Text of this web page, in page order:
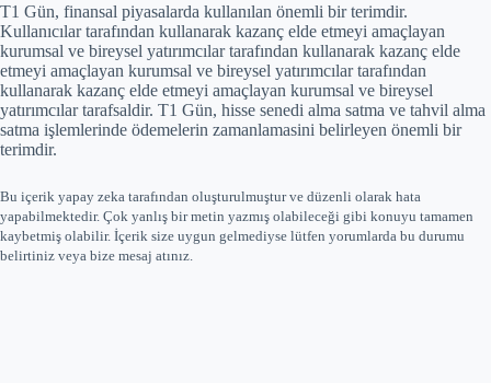
T1 Gün, finansal piyasalarda kullanılan önemli bir terimdir.
Kullanıcılar tarafından kullanarak kazanç elde etmeyi amaçlayan
kurumsal ve bireysel yatırımcılar tarafından kullanarak kazanç elde
etmeyi amaçlayan kurumsal ve bireysel yatırımcılar tarafından
kullanarak kazanç elde etmeyi amaçlayan kurumsal ve bireysel
yatırımcılar tarafsaldir. T1 Gün, hisse senedi alma satma ve tahvil alma
satma işlemlerinde ödemelerin zamanlamasini belirleyen önemli bir
terimdir.
Bu içerik yapay zeka tarafından oluşturulmuştur ve düzenli olarak hata
yapabilmektedir. Çok yanlış bir metin yazmış olabileceği gibi konuyu tamamen
kaybetmiş olabilir. İçerik size uygun gelmediyse lütfen yorumlarda bu durumu
belirtiniz veya bize mesaj atınız.